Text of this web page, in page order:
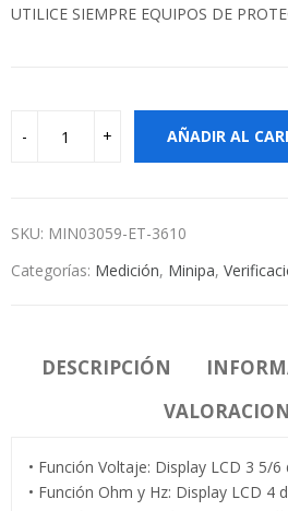
UTILICE SIEMPRE EQUIPOS DE
AÑADIR AL
SKU: MIN03059-ET-3610
Categorías: Medición, Minipa,
DESCRIPCIÓN
• Función Voltaje: Display LCD 3 5/
• Función Ohm y Hz: Display LCD 4